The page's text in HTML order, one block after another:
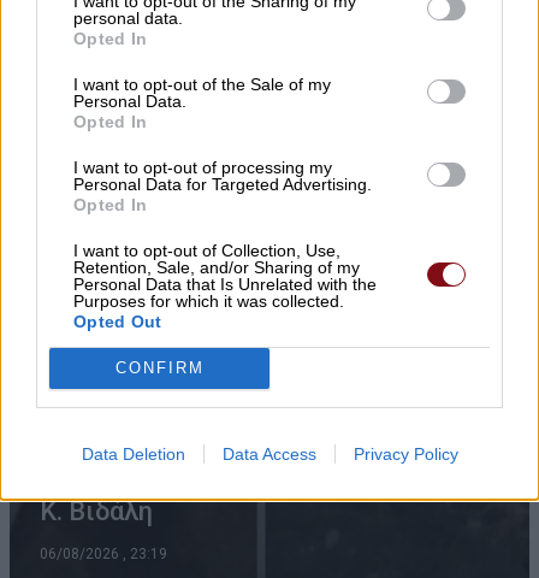
personal data.
Opted In
I want to opt-out of the Sale of my
Personal Data.
Opted In
I want to opt-out of processing my
Personal Data for Targeted Advertising.
Opted In
I want to opt-out of Collection, Use,
Retention, Sale, and/or Sharing of my
Personal Data that Is Unrelated with the
Purposes for which it was collected.
Opted Out
CONFIRM
Data Deletion Data Access Privacy Policy
ΠΕΑΕΑ – ΔΣΕ και Ενωση Συντακτών
Κ. Βιδάλη
06/08/2026 , 23:19